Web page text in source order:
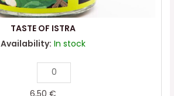
TASTE OF ISTRA
Availability: In stock
6,50 €